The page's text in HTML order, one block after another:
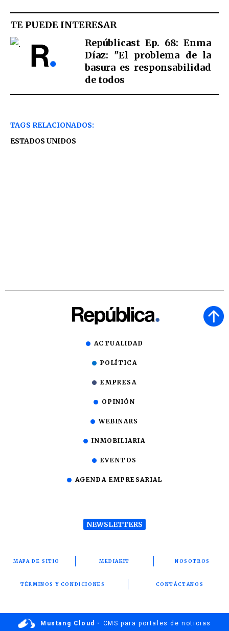
TE PUEDE INTERESAR
Repúblicast Ep. 68: Enma
Díaz: "El problema de la
basura es responsabilidad
de todos
TAGS RELACIONADOS:
ESTADOS UNIDOS
ACTUALIDAD
POLÍTICA
EMPRESA
OPINIÓN
WEBINARS
INMOBILIARIA
EVENTOS
AGENDA EMPRESARIAL
NEWSLETTERS
MAPA DE SITIO MEDIAKIT NOSOTROS
TÉRMINOS Y CONDICIONES CONTÁCTANOS
Mustang Cloud - CMS para portales de noticias